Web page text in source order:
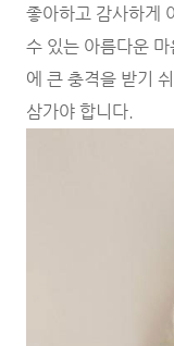
좋아하고 감사하게
수 있는 아름다운
에 큰 충격을 받기
삼가야 합니다.